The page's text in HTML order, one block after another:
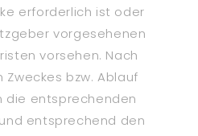
erforderlich ist oder
vorgesehenen
vorsehen. Nach
bzw. Ablauf
die entsprechenden
entsprechend den